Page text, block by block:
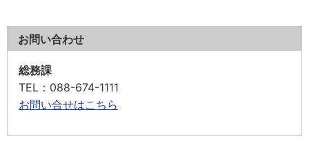
お問い合わせ
総務課
TEL ：088-674-1111
お問い合せはこちら